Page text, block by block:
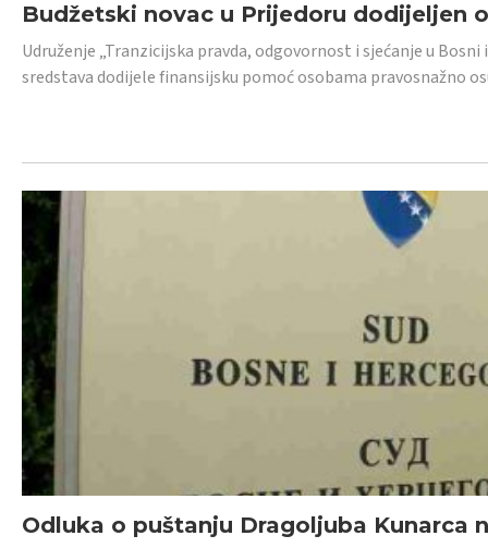
Budžetski novac u Prijedoru dodijeljen
Udruženje „Tranzicijska pravda, odgovornost i sjećanje u
sredstava dodijele finansijsku pomoć osobama pravosnažno
Odluka o puštanju Dragoljuba Kunarca